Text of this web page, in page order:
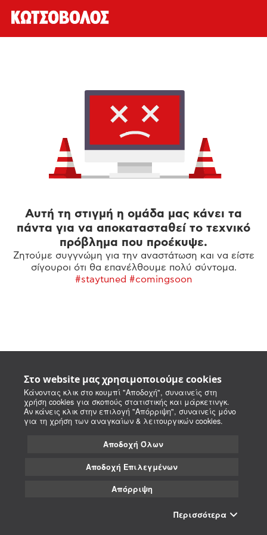
Στο website μας χρησιμοποιούμε cookies
Κάνοντας κλικ στο κουμπί "Αποδοχή", συναινείς στη
χρήση cookies για σκοπούς στατιστικής και μάρκετινγκ.
Αν κάνεις κλικ στην επιλογή "Απόρριψη", συναινείς μόνο
για τη χρήση των αναγκαίων & λειτουργικών cookies.
Αποδοχή Όλων
Αποδοχή Επιλεγμένων
Απόρριψη
Περισσότερα
Αυτή τη στιγμή η ομάδα μας κάνει τα
πάντα για να αποκατασταθεί το τεχνικό
πρόβλημα που προέκυψε.
Ζητούμε συγγνώμη για την αναστάτωση και να είστε
σίγουροι ότι θα επανέλθουμε πολύ σύντομα.
#staytuned #comingsoon